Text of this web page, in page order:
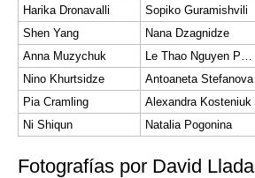
Harika Dronavalli
Sopiko Guramishvili
Shen Yang
Nana Dzagnidze
Anna Muzychuk
Le Thao Nguyen Pham
Nino Khurtsidze
Antoaneta Stefanova
Pia Cramling
Alexandra Kosteniuk
Ni Shiqun
Natalia Pogonina
Fotografías por David Llada